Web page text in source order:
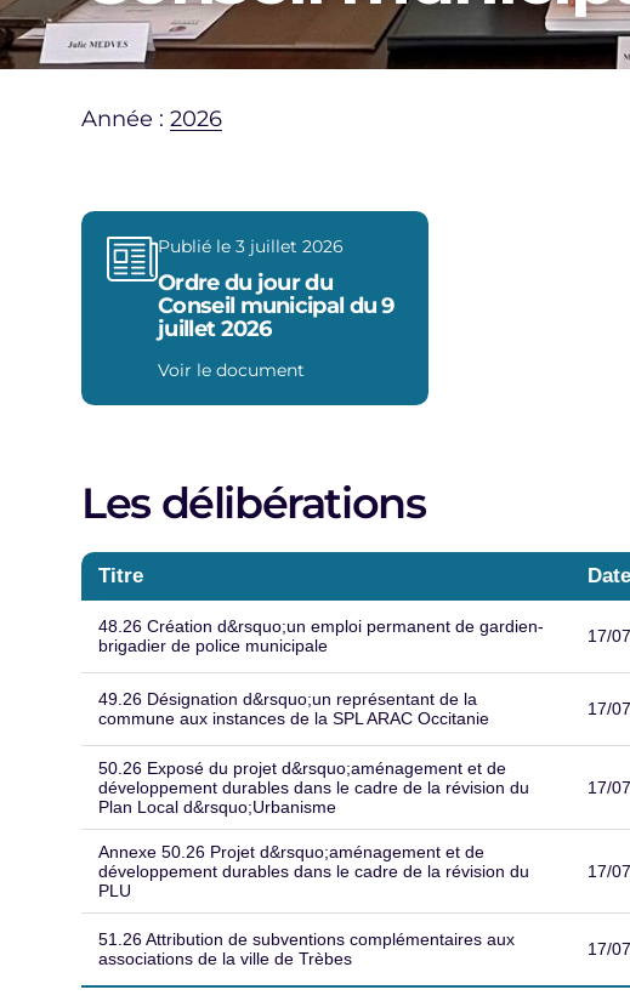
Année :2026
Publié le 3 juillet 2026
Ordre du jour du
Conseil municipal du 9
juillet 2026
Voir le document
Les délibérations
Titre
48.26 Création d&rsquo;un emploi permanent de gardien-
brigadier de police municipale
17/
49.26 Désignation d&rsquo;un représentant de la
commune aux instances de la SPL ARAC Occitanie
17/
50.26 Exposé du projet d&rsquo;aménagement et de
développement durables dans le cadre de la révision du
Plan Local d&rsquo;Urbanisme
17/
Annexe 50.26 Projet d&rsquo;aménagement et de
développement durables dans le cadre de la révision du
PLU
17/
51.26 Attribution de subventions complémentaires aux
associations de la ville de Trèbes
17/